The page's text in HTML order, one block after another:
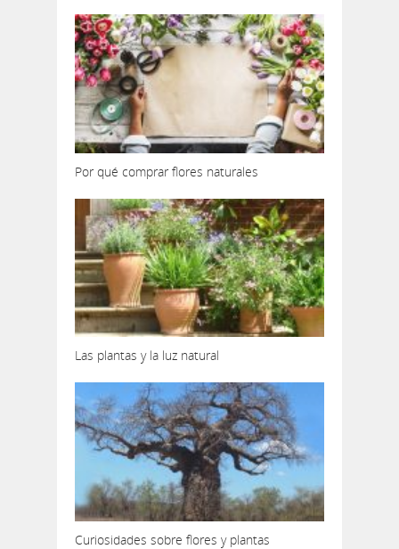
Por qué comprar flores naturales
Las plantas y la luz natural
Curiosidades sobre flores y plantas